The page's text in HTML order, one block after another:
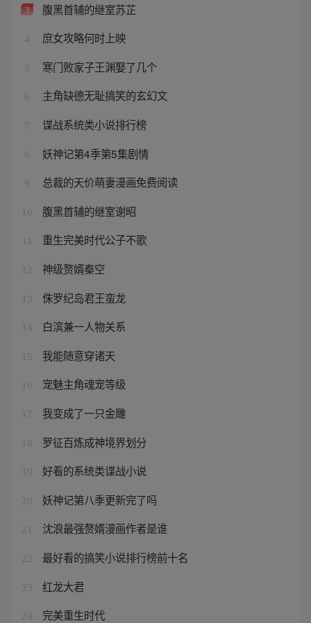
3 腹黑首辅的继室苏芷
4 庶女攻略何时上映
5 寒门败家子王渊娶了几个
6 主角缺德无耻搞笑的玄幻文
7 谍战系统类小说排行榜
8 妖神记第4季第5集剧情
9 总裁的天价萌妻漫画免费阅读
10 腹黑首辅的继室谢昭
重生完美时代公子不歌
12 神级赘婿秦空
13 侏罗纪岛君王蛮龙
14 白滨兼一人物关系
15 我能随意穿诸天
16 宠魅主角魂宠等级
17 我变成了一只金雕
18 罗征百炼成神境界划分
19 好看的系统类谍战小说
20 妖神记第八季更新完了吗
21 沈浪最强赘婿漫画作者是谁
22 最好看的搞笑小说排行榜前十名
23 红龙大君
24 完美重生时代